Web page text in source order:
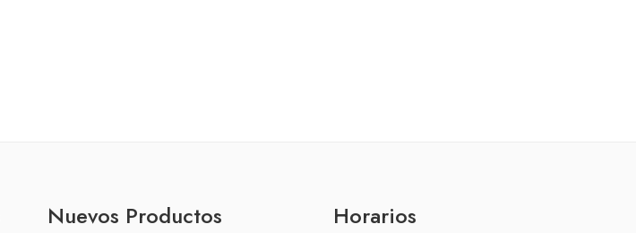
Nuevos Productos Horarios